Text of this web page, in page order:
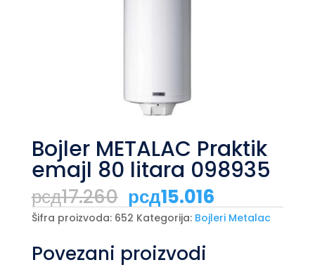
Bojler METALAC Praktik
emajl 80 litara 098935
рсд17.260 Originalna
cena
je
рсд17.260.
рсд15.016Trenutna
cena
je:
Šifra proizvoda: 652 Kategorija: Bojleri Metalac
Povezani proizvodi